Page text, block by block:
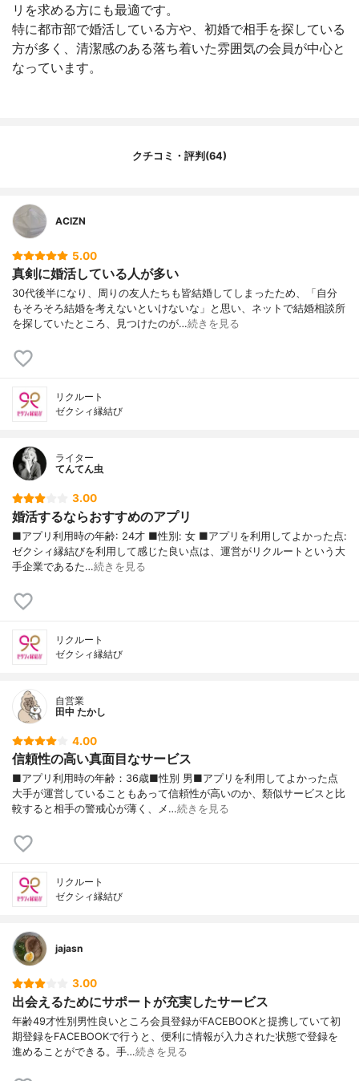
リを求める方にも最適です。
特に都市部で婚活している方や、初婚で相手を探している
方が多く、清潔感のある落ち着いた雰囲気の会員が中心と
なっています。
クチコミ・評判(64)
ACIZN
5.00
真剣に婚活している人が多い
30代後半になり、周りの友人たちも皆結婚してしまったため、「自分
もそろそろ結婚を考えないといけないな」と思い、ネットで結婚相談所
を探していたところ、見つけたのが…続きを見る
リクルート
ゼクシィ縁結び
ライター
てんてん虫
3.00
婚活するならおすすめのアプリ
■アプリ利用時の年齢: 24才 ■性別: 女 ■アプリを利用してよかった点:
ゼクシィ縁結びを利用して感じた良い点は、運営がリクルートという大
手企業であるた…続きを見る
リクルート
ゼクシィ縁結び
自営業
田中 たかし
4.00
信頼性の高い真面目なサービス
■アプリ利用時の年齢：36歳■性別 男■アプリを利用してよかった点
大手が運営していることもあって信頼性が高いのか、類似サービスと比
較すると相手の警戒心が薄く、メ…続きを見る
リクルート
ゼクシィ縁結び
jajasn
3.00
出会えるためにサポートが充実したサービス
年齢49才性別男性良いところ会員登録がFACEBOOKと提携していて初
期登録をFACEBOOKで行うと、便利に情報が入力された状態で登録を
進めることができる。手…続きを見る